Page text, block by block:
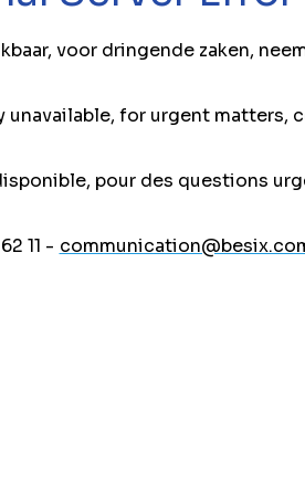
voor dringende zaken,
unavailable, for urgent matters,
pour des questions
11 -